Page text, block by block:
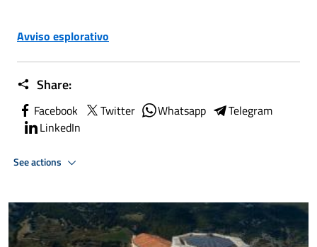
Avviso esplorativo
Share:
Facebook Twitter Whatsapp
Telegram
LinkedIn
See actions